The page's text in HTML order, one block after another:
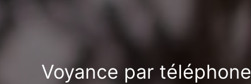
Voyance par téléphone